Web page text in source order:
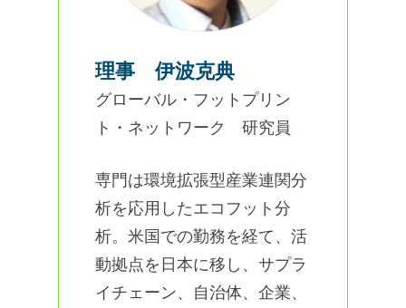
理事 伊波克典
グローバル・フットプリン
ト・ネットワーク 研究員
専門は環境拡張型産業連関分
析を応用したエコフット分
析。米国での勤務を経て、活
動拠点を日本に移し、サプラ
イチェーン、自治体、企業、